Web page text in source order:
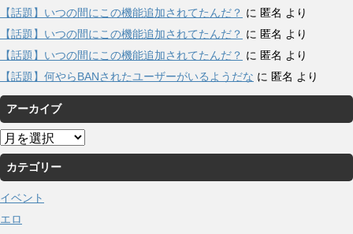
【話題】いつの間にこの機能追加されてたんだ？ に 匿名 より
【話題】いつの間にこの機能追加されてたんだ？ に 匿名 より
【話題】いつの間にこの機能追加されてたんだ？ に 匿名 より
【話題】何やらBANされたユーザーがいるようだな に 匿名 より
アーカイブ
ア
ー
カ
イ
ブ
カテゴリー
イベント
エロ